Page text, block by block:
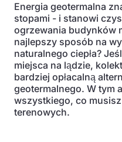
Energia geotermalna
stopami - i stanowi
ogrzewania budynków
najlepszy sposób na
naturalnego ciepła?
miejsca na lądzie,
bardziej opłacalną
geotermalnego. W tym
wszystkiego, co
terenowych.